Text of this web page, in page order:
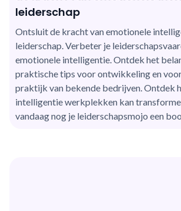
leiderschap
Ontsluit de kracht van emotionele
leiderschap. Verbeter je
emotionele intelligentie. Ontdek het
praktische tips voor ontwikkeling en
praktijk van bekende bedrijven. Ontdek
intelligentie werkplekken kan
vandaag nog je leiderschapsmojo een